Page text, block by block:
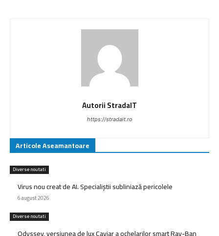
Autorii StradaIT
https://stradait.ro
Articole Aseamantoare
Diverse noutati
Virus nou creat de AI. Specialiștii subliniază pericolele
6 august 2026
Diverse noutati
Odyssey, versiunea de lux Caviar a ochelarilor smart Ray-Ban